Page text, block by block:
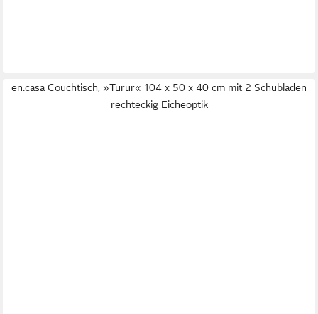
en.casa Couchtisch, »Turur« 104 x 50 x 40 cm mit 2 Schubladen
rechteckig Eicheoptik